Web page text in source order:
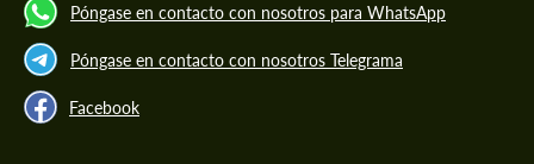
Póngase en contacto con nosotros para WhatsApp
Póngase en contacto con nosotros Telegrama
Facebook